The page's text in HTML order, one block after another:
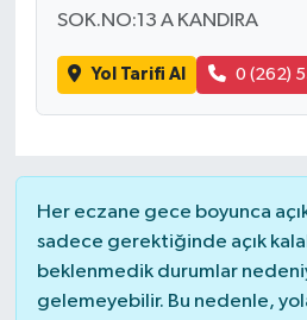
SOK.NO:13 A KANDIRA
Yol Tarifi Al 0 (262)
Her eczane gece boyunca
sadece gerektiğinde açık
beklenmedik durumlar
gelemeyebilir. Bu nedenle,